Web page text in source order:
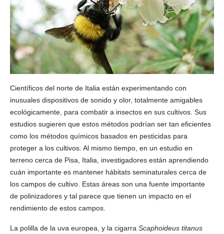
Científicos del norte de Italia están experimentando con
inusuales dispositivos de sonido y olor, totalmente amigables
ecológicamente, para combatir a insectos en sus cultivos. Sus
estudios sugieren que estos métodos podrían ser tan eficientes
como los métodos químicos basados en pesticidas para
proteger a los cultivos. Al mismo tiempo, en un estudio en
terreno cerca de Pisa, Italia, investigadores están aprendiendo
cuán importante es mantener hábitats seminaturales cerca de
los campos de cultivo. Estas áreas son una fuente importante
de polinizadores y tal parece que tienen un impacto en el
rendimiento de estos campos.
La polilla de la uva europea, y la cigarra Scaphoideus titanus